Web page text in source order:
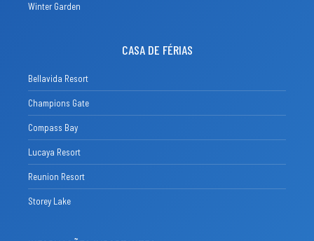
Winter Garden
CASA DE FÉRIAS
Bellavida Resort
Champions Gate
Compass Bay
Lucaya Resort
Reunion Resort
Storey Lake